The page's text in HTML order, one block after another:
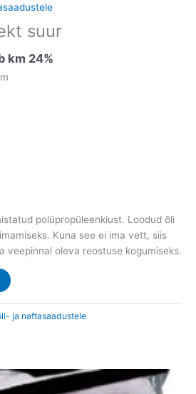
suur
km 24%
polüpropüleenkiust. Loodud õli
Kuna see ei ima vett, siis
veepinnal oleva reostuse kogumiseks.
ja naftasaadustele